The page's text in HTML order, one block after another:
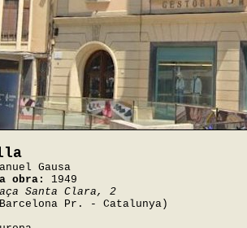
Gausa
obra:
1949
Santa Clara, 2
Pr. - Catalunya)